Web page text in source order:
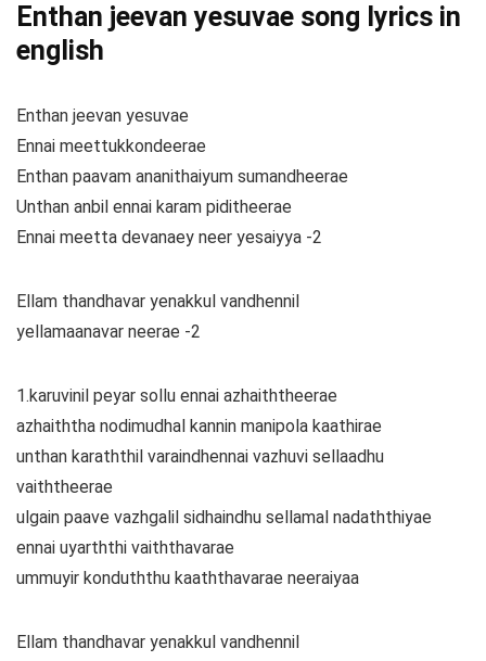
Enthan jeevan yesuvae song lyrics in
english
Enthan jeevan yesuvae
Ennai meettukkondeerae
Enthan paavam ananithaiyum sumandheerae
Unthan anbil ennai karam piditheerae
Ennai meetta devanaey neer yesaiyya -2
Ellam thandhavar yenakkul vandhennil
yellamaanavar neerae -2
1.karuvinil peyar sollu ennai azhaiththeerae
azhaiththa nodimudhal kannin manipola kaathirae
unthan karaththil varaindhennai vazhuvi sellaadhu
vaiththeerae
ulgain paave vazhgalil sidhaindhu sellamal nadaththiyae
ennai uyarththi vaiththavarae
ummuyir konduththu kaaththavarae neeraiyaa
Ellam thandhavar yenakkul vandhennil